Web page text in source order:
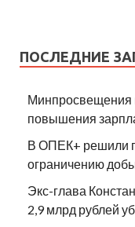
ПОСЛЕДНИЕ
Минпросвещения
повышения
В ОПЕК+ решили
ограничению
Экс-глава
2,9 млрд рублей